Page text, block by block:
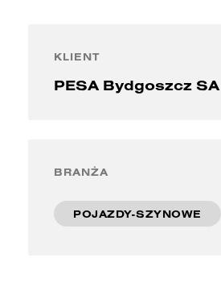
KLIENT
PESA Bydgoszcz SA
BRANŻA
POJAZDY-SZYNOWE